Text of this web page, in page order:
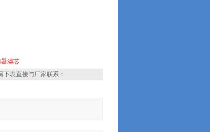
滤芯
表直接与厂家联系：